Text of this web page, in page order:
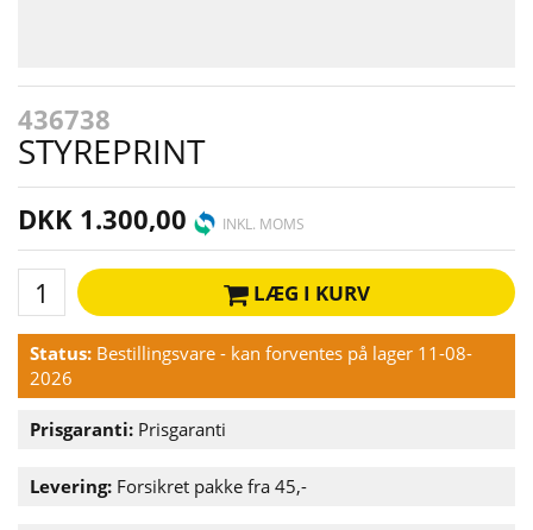
436738
STYREPRINT
DKK 1.300,00 INKL. MOMS
LÆG I KURV
Status: Bestillingsvare - kan forventes på lager 11-08-
2026
Prisgaranti: Prisgaranti
Levering: Forsikret pakke fra 45,-